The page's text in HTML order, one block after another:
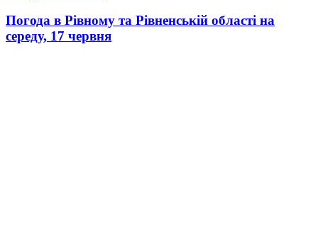
Погода в Рівному та Рівненській області на
середу, 17 червня